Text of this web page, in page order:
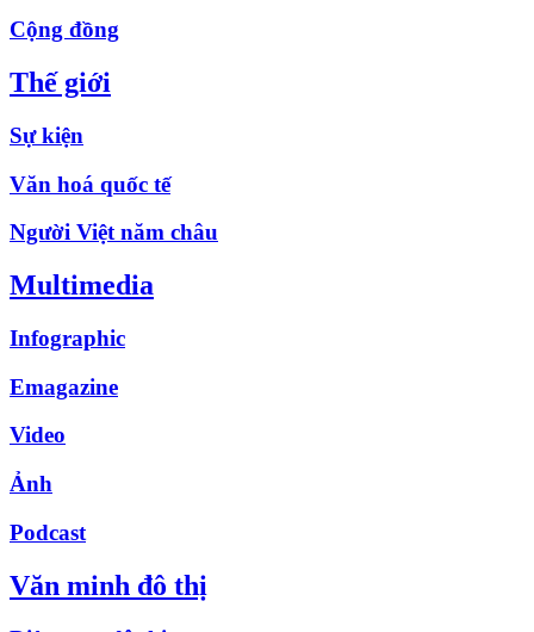
Cộng đồng
Thế giới
Sự kiện
Văn hoá quốc tế
Người Việt năm châu
Multimedia
Infographic
Emagazine
Video
Ảnh
Podcast
Văn minh đô thị